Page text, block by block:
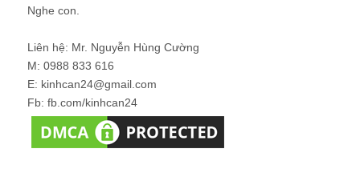
Nghe con.
Liên hệ: Mr. Nguyễn Hùng Cường
M: 0988 833 616
E: kinhcan24@gmail.com
Fb: fb.com/kinhcan24